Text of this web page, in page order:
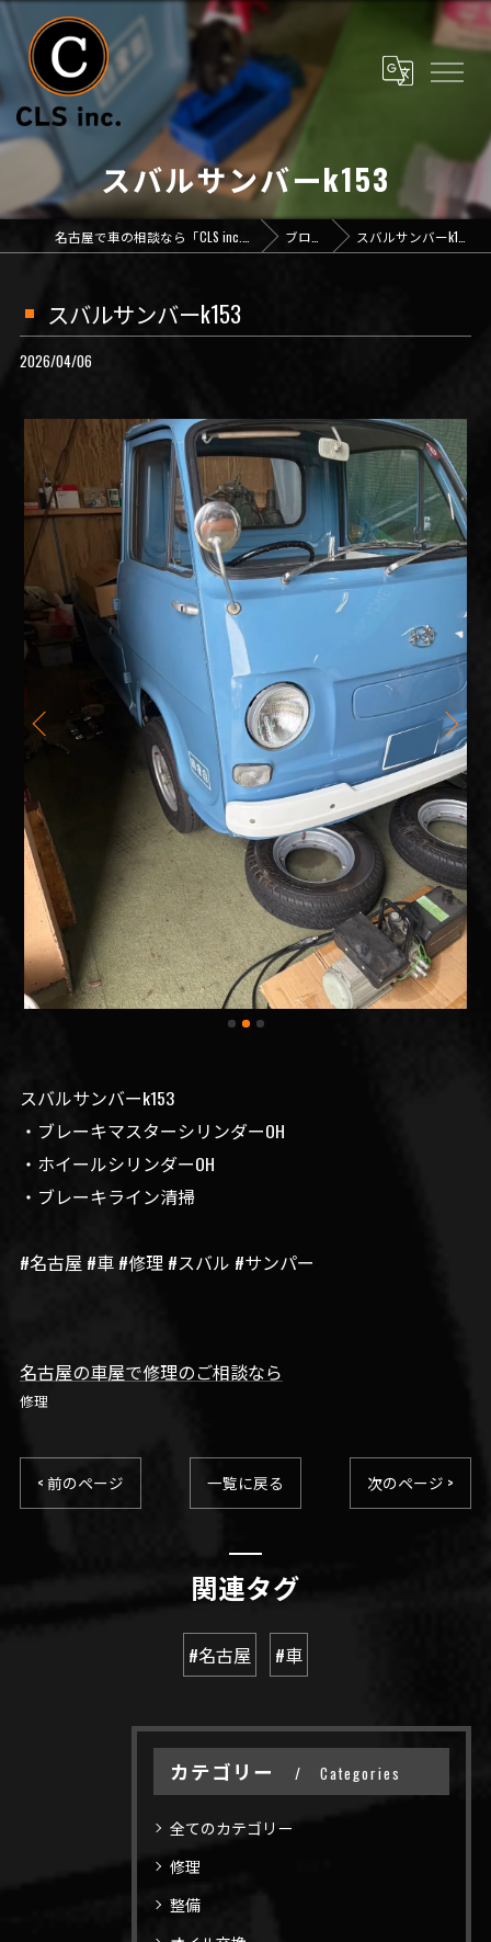
スバルサンバーk153
ブログ スバルサンバーk153
スバルサンバーk153
2026/04/06
スバルサンバーk153
・ブレーキマスターシリンダーOH
・ホイールシリンダーOH
・ブレーキライン清掃
#名古屋 #車 #修理 #スバル #サンパー
名古屋の車屋で修理のご相談なら
修理
< 前のページ 一覧に戻る 次のページ >
関連タグ
#名古屋 #車
カテゴリー Categories
全てのカテゴリー
修理
整備